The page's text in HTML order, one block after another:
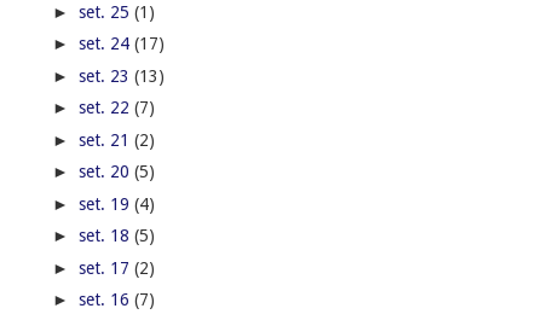
► set. 25 (1)
► set. 24 (17)
► set. 23 (13)
► set. 22 (7)
► set. 21 (2)
► set. 20 (5)
► set. 19 (4)
► set. 18 (5)
► set. 17 (2)
► set. 16 (7)